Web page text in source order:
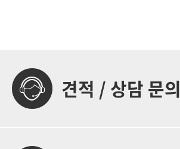
견적 / 상담 문의